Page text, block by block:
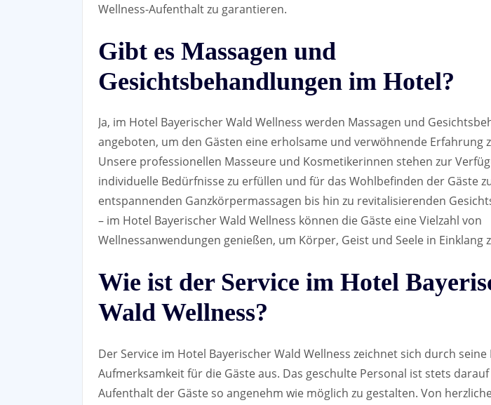
Wellness-Aufenthalt zu garantieren.
Gibt es Massagen und
Gesichtsbehandlungen im Hotel?
Ja, im Hotel Bayerischer Wald Wellness werden Massagen und
angeboten, um den Gästen eine erholsame und verwöhnende Erfahrung
Unsere professionellen Masseure und Kosmetikerinnen stehen zur
individuelle Bedürfnisse zu erfüllen und für das Wohlbefinden der Gäste
entspannenden Ganzkörpermassagen bis hin zu revitalisierenden
– im Hotel Bayerischer Wald Wellness können die Gäste eine Vielzahl von
Wellnessanwendungen genießen, um Körper, Geist und Seele in Einklang
Wie ist der Service im Hotel
Wald Wellness?
Der Service im Hotel Bayerischer Wald Wellness zeichnet sich durch seine
Aufmerksamkeit für die Gäste aus. Das geschulte Personal ist stets
Aufenthalt der Gäste so angenehm wie möglich zu gestalten. Von